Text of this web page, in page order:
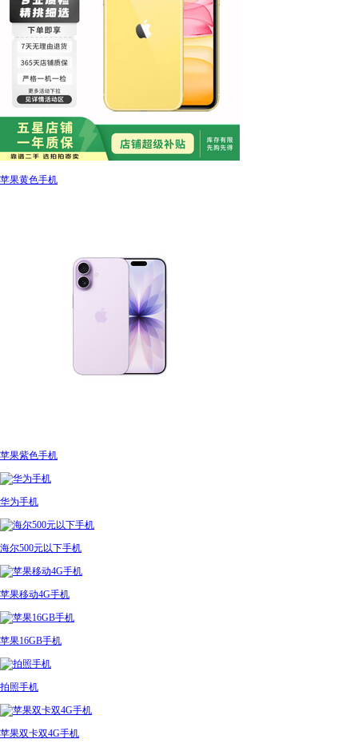
苹果黄色手机
苹果紫色手机
华为手机
海尔500元以下手机
苹果移动4G手机
苹果16GB手机
拍照手机
苹果双卡双4G手机